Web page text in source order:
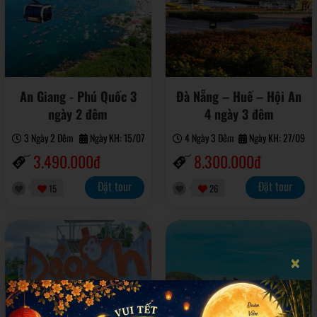
An Giang - Phú Quốc 3
ngày 2 đêm
3 Ngày 2 Đêm Ngày KH: 15/07
3.490.000đ
15 Đặt tour
Đà Nẵng – Huế – Hội An
4 ngày 3 đêm
4 Ngày 3 Đêm Ngày KH: 27/09
8.300.000đ
26 Đặt tour
×